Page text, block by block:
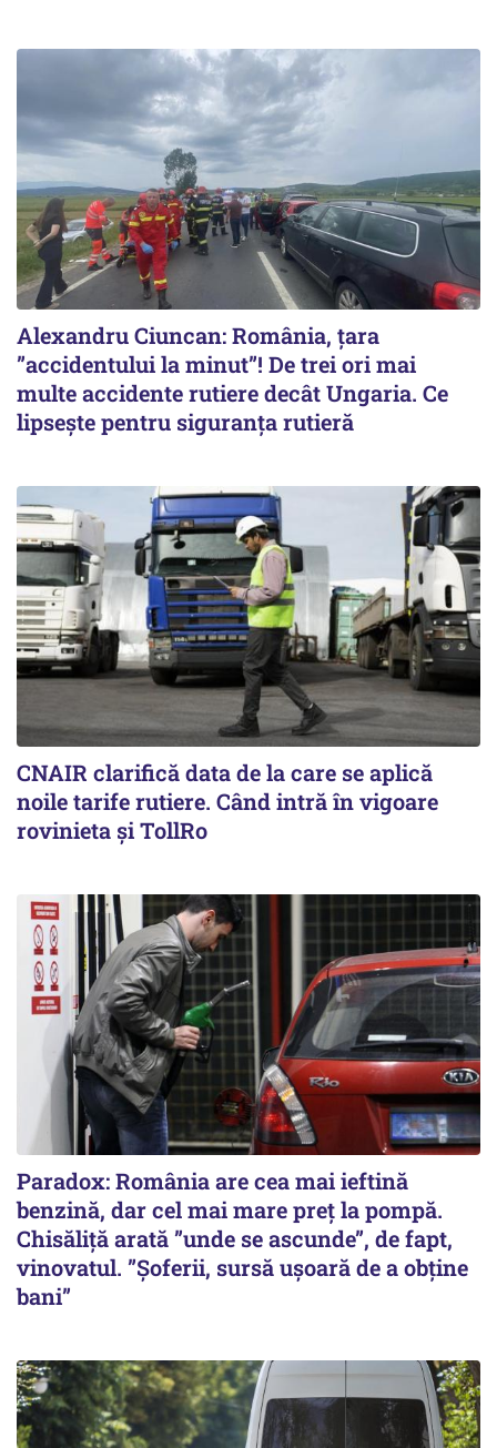
Alexandru Ciuncan: România, țara
”accidentului la minut”! De trei ori mai
multe accidente rutiere decât Ungaria. Ce
lipsește pentru siguranța rutieră
CNAIR clarifică data de la care se aplică
noile tarife rutiere. Când intră în vigoare
rovinieta și TollRo
Paradox: România are cea mai ieftină
benzină, dar cel mai mare preț la pompă.
Chisăliță arată ”unde se ascunde”, de fapt,
vinovatul. ”Șoferii, sursă ușoară de a obține
bani”